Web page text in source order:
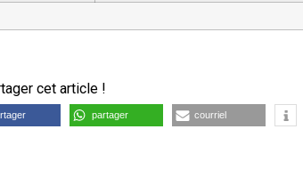
cet article !
partager courriel